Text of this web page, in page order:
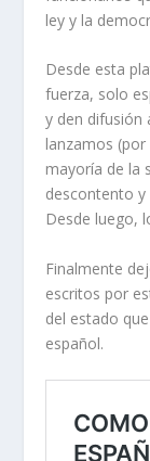
ley y la
Desde esta
fuerza, solo
y den difusión
lanzamos
mayoría de la
descontento y
Desde luego,
Finalmente
escritos por
del estado
español.